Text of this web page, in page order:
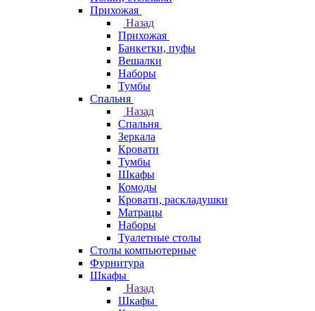
Прихожая
Назад
Прихожая
Банкетки, пуфы
Вешалки
Наборы
Тумбы
Спальня
Назад
Спальня
Зеркала
Кровати
Тумбы
Шкафы
Комоды
Кровати, раскладушки
Матрацы
Наборы
Туалетные столы
Столы компьютерные
Фурнитура
Шкафы
Назад
Шкафы